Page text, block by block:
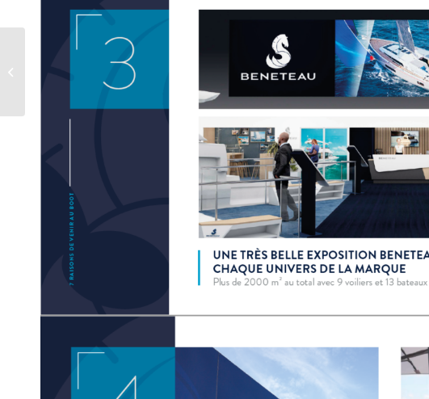
BENETEAU By
INVITATION – Du 30
Novembre au 2